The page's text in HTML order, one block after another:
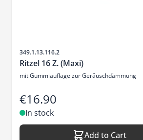
Sku
349.1.13.116.2
Ritzel 16 Z. (Maxi)
mit Gummiauflage zur Geräuschdämmung
€16.90
In stock
Add to Cart